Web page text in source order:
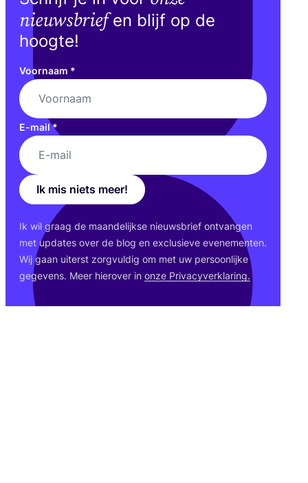
nieuwsbriefen blijf op de
hoogte!
Voornaam *
E-mail*
Ik mis niets meer!
Ik wil graag de maan­de­lijk­se nieuws­brief ont­van­gen
met upda­tes over de blog en exclu­sie­ve eve­ne­men­ten.
Wij gaan uiterst zorg­vul­dig om met uw per­soon­lij­ke
gege­vens. Meer hier­over in onze Pri­va­cy­ver­kla­ring.